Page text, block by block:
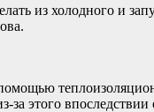
из холодного и
за этого